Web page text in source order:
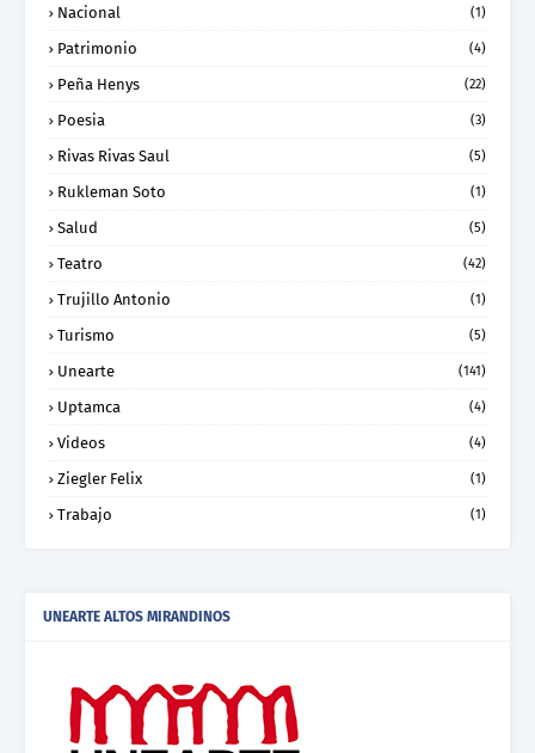
Nacional (1)
Patrimonio (4)
Peña Henys (22)
Poesia (3)
Rivas Rivas Saul (5)
Rukleman Soto (1)
Salud (5)
Teatro (42)
Trujillo Antonio (1)
Turismo (5)
Unearte (141)
Uptamca (4)
Videos (4)
Ziegler Felix (1)
Trabajo (1)
UNEARTE ALTOS MIRANDINOS